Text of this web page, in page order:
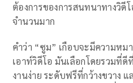
ต้องการของการสนทนาทางวิดี
จำนวนมาก
คำว่า “ซูม” เกือบจะมีความหม
เอาท์วิดีโอ มันเลือกโดยรวมที่ดี
งานง่าย ระดับฟรีที่กว้างขวาง